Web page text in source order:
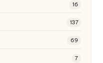
16
137
69
7